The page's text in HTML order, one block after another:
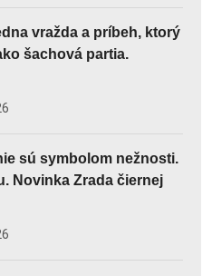
vražda a príbeh, ktorý
šachová partia.
sú symbolom nežnosti.
Novinka Zrada čiernej